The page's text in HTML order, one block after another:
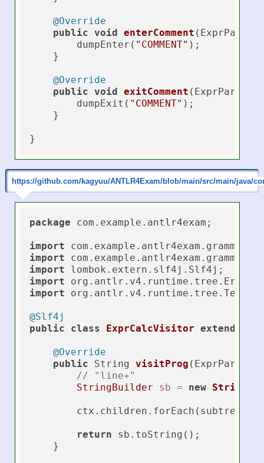
@Override
public void enterComment
        dumpEnter(
"COMMENT" );
    }
@Override
public void exitComment
        dumpExit(
"COMMENT" );
    }
https://github.com/kagyuu/ANTLR4Exam/blob/main/src/main/java/
package com.example.antlr4exam;
import
import
import
import
import
@Slf4j
public
class ExprCalcVisitor extends
@Override
public String visitProg
// "line+"
StringBuilder
sb = new
ctx.children.forEach(subtree -
return sb.toString();
    }